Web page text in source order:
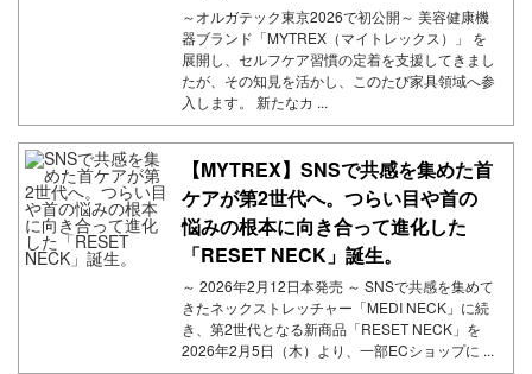
～オルガテック東京2026で初公開～ 美容健康機
器ブランド「MYTREX（マイトレックス）」 を
展開し、セルフケア習慣の定着を支援してきまし
たが、その知見を活かし、このたび家具領域へ参
入します。 新たなカ ...
【MYTREX】SNSで共感を集めた首
ケアが第2世代へ。つらい目や首の
悩みの根本に向き合って進化した
「RESET NECK」誕生。
～ 2026年2月12日本発売 ～ SNSで共感を集めて
きたネックストレッチャー「MEDI NECK」に続
き、第2世代となる新商品「RESET NECK」を
2026年2月5日（木）より、一部ECショップに ...